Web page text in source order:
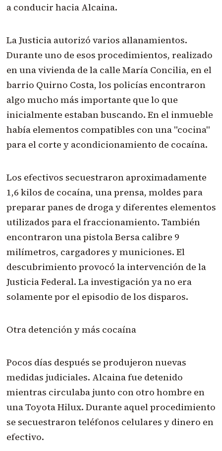
a conducir hacia Alcaina.
La Justicia autorizó varios allanamientos.
Durante uno de esos procedimientos, realizado
en una vivienda de la calle María Concilia, en el
barrio Quirno Costa, los policías encontraron
algo mucho más importante que lo que
inicialmente estaban buscando. En el inmueble
había elementos compatibles con una "cocina"
para el corte y acondicionamiento de cocaína.
Los efectivos secuestraron aproximadamente
1,6 kilos de cocaína, una prensa, moldes para
preparar panes de droga y diferentes elementos
utilizados para el fraccionamiento. También
encontraron una pistola Bersa calibre 9
milímetros, cargadores y municiones. El
descubrimiento provocó la intervención de la
Justicia Federal. La investigación ya no era
solamente por el episodio de los disparos.
Otra detención y más cocaína
Pocos días después se produjeron nuevas
medidas judiciales. Alcaina fue detenido
mientras circulaba junto con otro hombre en
una Toyota Hilux. Durante aquel procedimiento
se secuestraron teléfonos celulares y dinero en
efectivo.